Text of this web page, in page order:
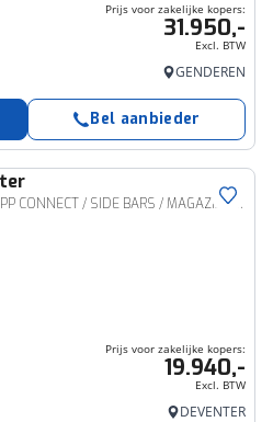
Prijs voor zakelijke kopers:
31.950,-
Excl. BTW
GENDEREN
Bel aanbieder
VOLKSWAGEN 2.0 TDI L2H1 / APP CONNECT / SIDE BARS / MAGAZIJN INRICHTING
Prijs voor zakelijke kopers:
19.940,-
Excl. BTW
DEVENTER